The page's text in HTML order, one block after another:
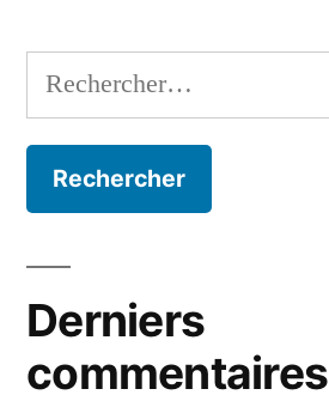
Rechercher :
Derniers
commentaires